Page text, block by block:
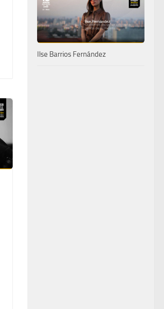
Ilse Barrios Fernández